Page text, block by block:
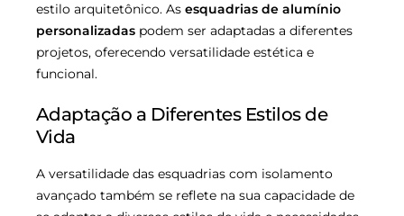
estilo arquitetônico. As esquadrias de alumínio
personalizadas podem ser adaptadas a diferentes
projetos, oferecendo versatilidade estética e
funcional.
Adaptação a Diferentes Estilos de
Vida
A versatilidade das esquadrias com isolamento
avançado também se reflete na sua capacidade de